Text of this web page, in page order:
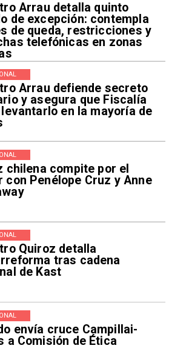
Arrau detalla quinto
de excepción: contempla
de queda, restricciones y
telefónicas en zonas
Arrau defiende secreto
y asegura que Fiscalía
levantarlo en la mayoría de
chilena compite por el
con Penélope Cruz y Anne
Quiroz detalla
tras cadena
de Kast
envía cruce Campillai-
a Comisión de Ética